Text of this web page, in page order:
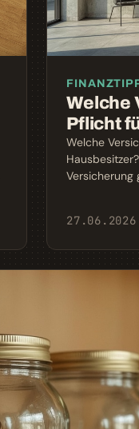
Welche
Pflicht
Welche
Versicherung
27.06.2026